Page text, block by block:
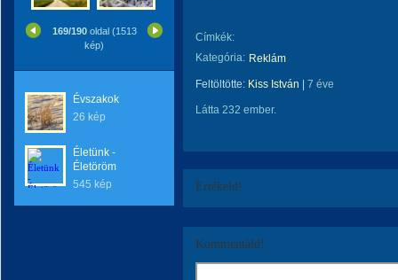
169/190oldal (1513
kép)
Évszakok
26 kép
Életünk -
Életöröm
545 kép
Címkék:
Kategória: Reklám
Feltöltötte: Kiss István 7 éve
Látta 232 ember.
Értékeld!
Kommentáld!